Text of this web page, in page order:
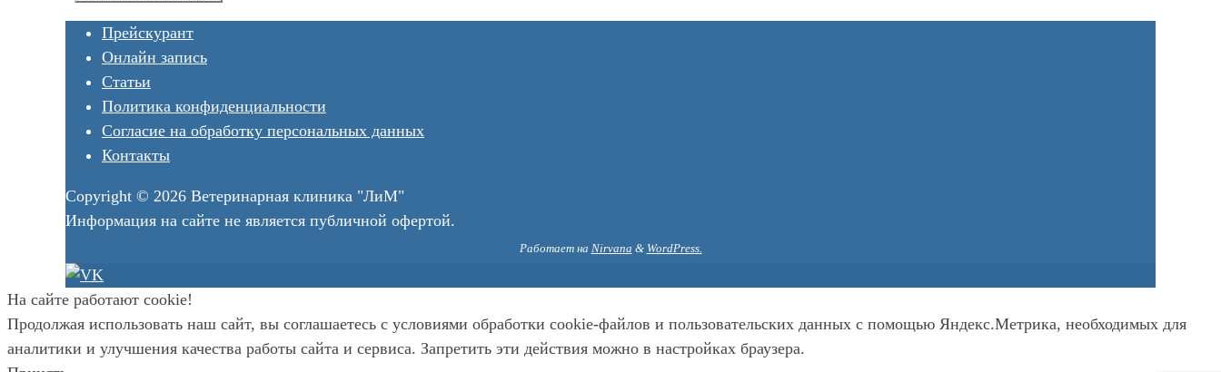
Прейскурант
Онлайн запись
Статьи
Политика конфиденциальности
Согласие на обработку персональных данных
Контакты
Copyright © 2026 Ветеринарная клиника "ЛиМ"
Информация на сайте не является публичной офертой.
Работает на Nirvana & WordPress.
На сайте работают cookie!
Продолжая использовать наш сайт, вы соглашаетесь с условиями обработки cookie-файлов и пользовательских данных с помощью Яндекс.Метрика, необходимых для
аналитики и улучшения качества работы сайта и сервиса. Запретить эти действия можно в настройках браузера.